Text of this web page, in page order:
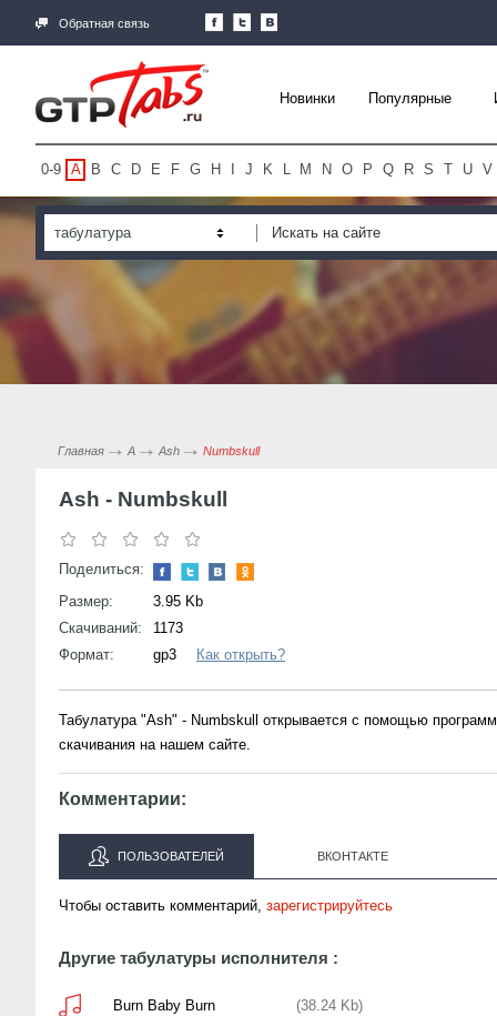
Обратная связь
Новинки Популярные
0-9 A B C D E F G H J K L M N O P Q R S T U V
табулатура
Главная A Ash Numbskull
Ash - Numbskull
Поделиться:
Размер:
3.95 Kb
Скачиваний:
1173
Формат:
gp3 Как открыть?
Табулатура "Ash" - Numbskull открывается с помощью
скачивания на нашем сайте.
Комментарии:
ПОЛЬЗОВАТЕЛЕЙ ВКОНТАКТЕ
Чтобы оставить комментарий, зарегистрируйтесь
Другие табулатуры исполнителя :
Burn Baby Burn (38.24 Kb)